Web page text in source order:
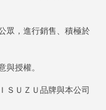
眾，進行銷售、積極於
與授權。
ＳＵＺＵ品牌與本公司